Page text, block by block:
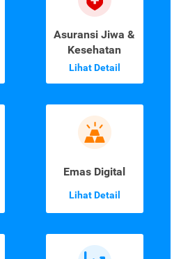
Asuransi Jiwa &
Kesehatan
Lihat Detail
Emas Digital
Lihat Detail